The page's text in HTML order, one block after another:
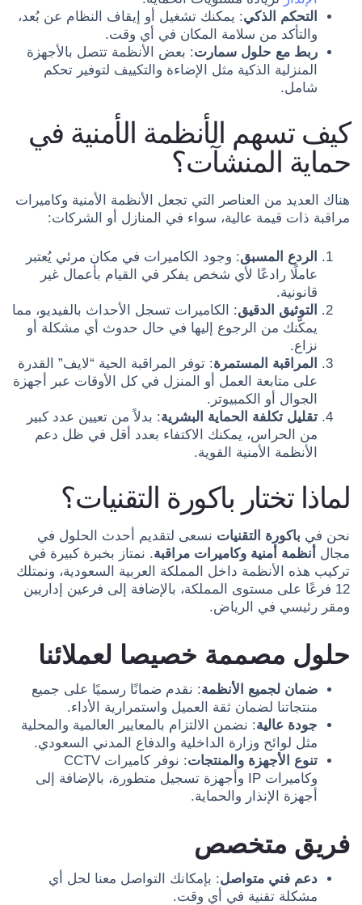
التحكم الذكي: يمكنك تشغيل أو إيقاف النظام عن بُعد،
والتأكد من سلامة المكان في أي وقت.
ربط مع حلول سمارت: بعض الأنظمة تتصل بالأجهزة
المنزلية الذكية مثل الإضاءة والتكييف لتوفير تحكم
شامل.
كيف تسهم الأنظمة الأمنية في
حماية المنشآت؟
هناك العديد من العناصر التي تجعل الأنظمة الأمنية وكاميرات
مراقبة ذات قيمة عالية، سواء في المنازل أو الشركات:
الردع المسبق: وجود الكاميرات في مكان مرئي يُعتبر
عاملًا رادعًا لأي شخص يفكر في القيام بأعمال غير
قانونية.
التوثيق الدقيق: الكاميرات تسجل الأحداث بالفيديو، مما
يمكّنك من الرجوع إليها في حال حدوث أي مشكلة أو
نزاع.
المراقبة المستمرة: توفر المراقبة الحية “لايف” القدرة
على متابعة العمل أو المنزل في كل الأوقات عبر أجهزة
الجوال أو الكمبيوتر.
تقليل تكلفة الحماية البشرية: بدلاً من تعيين عدد كبير
من الحراس، يمكنك الاكتفاء بعدد أقل في ظل دعم
الأنظمة الأمنية القوية.
لماذا تختار باكورة التقنيات؟
نحن في باكورة التقنيات نسعى لتقديم أحدث الحلول في
مجال
أنظمة أمنية وكاميرات مراقبة. نمتاز بخبرة كبيرة في
تركيب هذه الأنظمة داخل المملكة العربية السعودية، ونمتلك
12 فرعًا على مستوى المملكة، بالإضافة إلى فرعين إداريين
ومقر رئيسي في الرياض.
حلول مصممة خصيصا لعملائنا
ضمان لجميع الأنظمة: نقدم ضمانًا رسميًا على جميع
منتجاتنا لضمان ثقة العميل واستمرارية الأداء.
جودة عالية: نضمن الالتزام بالمعايير العالمية والمحلية
مثل لوائح وزارة الداخلية والدفاع المدني السعودي.
تنوع الأجهزة والمنتجات
: نوفر كاميرات CCTV
وكاميرات IP وأجهزة تسجيل متطورة، بالإضافة إلى
أجهزة الإنذار والحماية.
فريق متخصص
دعم فني متواصل: بإمكانك التواصل معنا لحل أي
مشكلة تقنية في أي وقت.